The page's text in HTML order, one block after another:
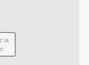
la